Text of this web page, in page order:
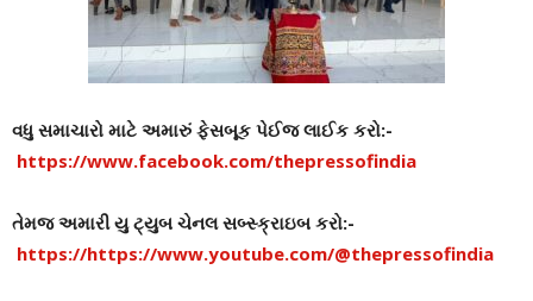
વધુ સમાચારો માટે અમારું ફેસબૂક પેઈજ લાઈક કરો:-
https://www.facebook.com/thepressofindia
તેમજ અમારી યુ ટ્યુબ ચેનલ સબ્સ્ક્રાઇબ કરો:-
https://https://www.youtube.com/@thepressofindia